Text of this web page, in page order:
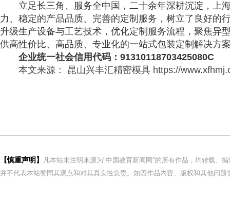
立足长三角、服务全中国，二十余年深耕沉淀，上
力、稳定的产品品质、完善的定制服务，树立了良好的
升级生产设备与工艺技术，优化定制服务流程，聚焦异
供高性价比、高品质、专业化的一站式包装定制解决方
企业统一社会信用代码：91310118703425080C
本文来源： 昆山兴丰汇精密模具 https://
【慎重声明】
凡本站未注明来源为"中国教育新闻网"的所有作品，均转载、
并不代表本站赞同其观点和对其真实性负责。如因作品内容、版权和其他问